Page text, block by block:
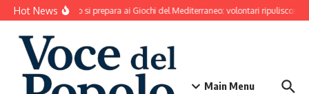
Salta al contenuto
Hot NewsTaranto si prepara ai Giochi del Mediterraneo: volontari ripuliscono
Main Menu